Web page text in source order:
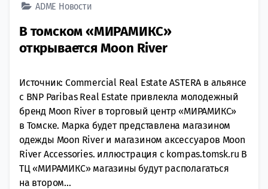
ADME Новости
В томском «МИРАМИКС»
открывается Moon River
Источник: Commercial Real Estate ASTERA в альянсе
с BNP Paribas Real Estate привлекла молодежный
бренд Moon River в торговый центр «МИРАМИКС»
в Томске. Марка будет представлена магазином
одежды Moon River и магазином аксессуаров Moon
River Accessories. иллюстрация с kompas.tomsk.ru В
ТЦ «МИРАМИКС» магазины будут располагаться
на втором...